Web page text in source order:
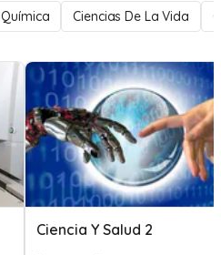
Química Ciencias De La Vida
Ciencia Y Salud 2